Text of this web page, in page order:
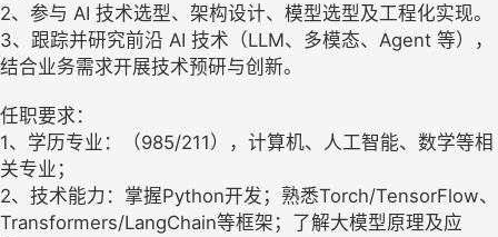
2、参与 AI 技术选型、架构设计、模型选型及工程化实现。
3、跟踪并研究前沿 AI 技术（LLM、多模态、Agent 等），
结合业务需求开展技术预研与创新。
任职要求：
1、学历专业：（985/211），计算机、人工智能、数学等相
关专业；
2、技术能力：掌握Python开发；熟悉Torch/TensorFlow、
Transformers/LangChain等框架；了解大模型原理及应